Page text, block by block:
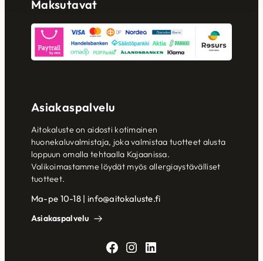
Maksutavat
Asiakaspalvelu
Aitokaluste on aidosti kotimainen
huonekaluvalmistaja, joka valmistaa tuotteet alusta
loppuun omalla tehtaalla Kajaanissa.
Valikoimastamme löydät myös allergiaystävälliset
tuotteet.
Ma-pe 10-18 | info@aitokaluste.fi
Asiakaspalvelu
Facebook
Instagram
LinkedIn